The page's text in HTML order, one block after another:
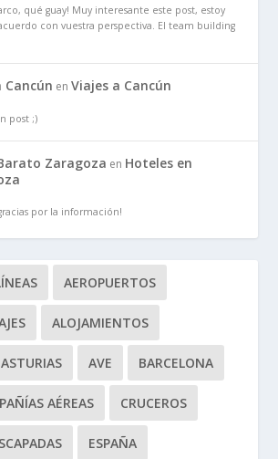
qué guay! Muy interesante este post, estoy
con vuestra perspectiva. El team building
Cancún enViajes a Cancún
post ;)
Zaragoza en Hoteles en
por la información!
AEROPUERTOS
ALOJAMIENTOS
ASTURIAS AVE BARCELONA
AÉREAS CRUCEROS
ESPAÑA